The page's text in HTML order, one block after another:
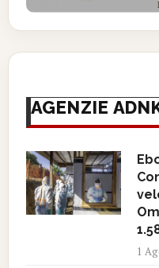
AGENZIE
1